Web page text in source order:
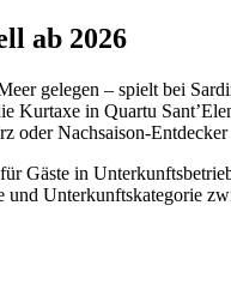
ab 2026
gelegen – spielt bei
Kurtaxe in Quartu
Nachsaison-
Gäste in
Unterkunftskategorie